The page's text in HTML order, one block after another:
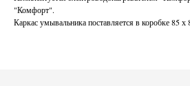
"Комфорт".
Каркас умывальника поставляется в коробке 85 х